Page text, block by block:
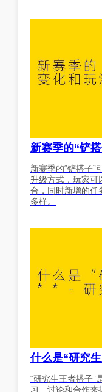
新赛季的“铲
新赛季的“铲搭子”
升级方式，玩家可
合，同时新增的任
多样。
什么是“研究
“研究生王者搭子”
习、讨论和合作来